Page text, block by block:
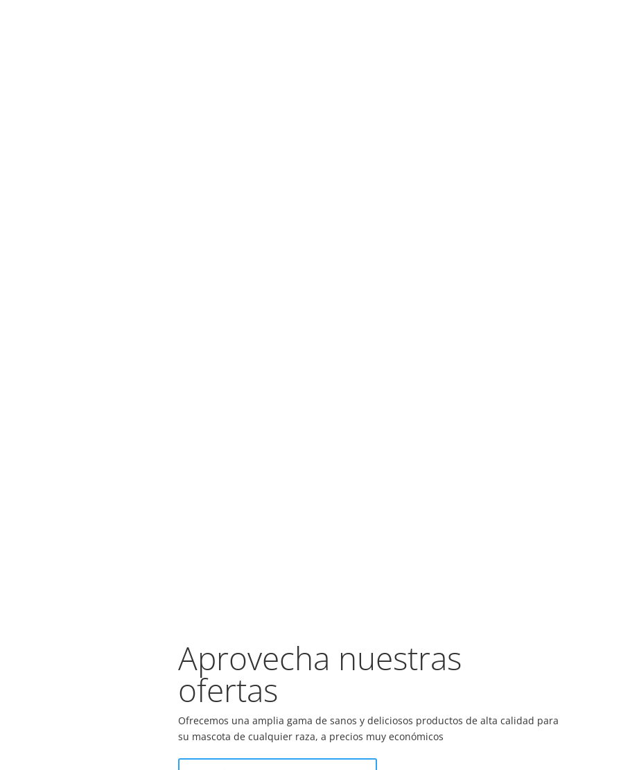
Aprovecha nuestras
ofertas
Ofrecemos una amplia gama de sanos y deliciosos productos de alta calidad para
su mascota de cualquier raza, a precios muy económicos